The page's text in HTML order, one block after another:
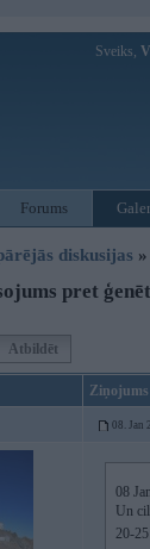
Sveiks,
Forums
diskusijas »
pret
Atbildēt
Ziņojums
08. Jan
08
Un
20-